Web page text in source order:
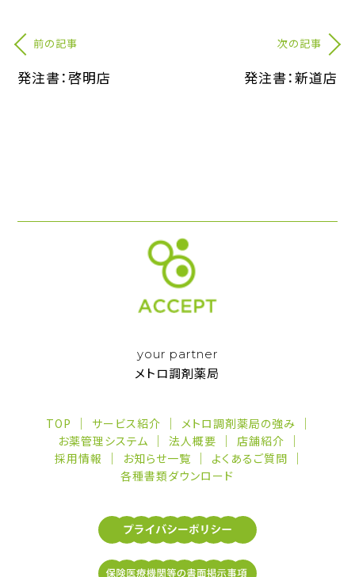
前の記事
発注書：啓明店
次の記事
発注書：新道店
your partner
メトロ調剤薬局
TOP サービス紹介
メトロ調剤薬局の強み
お薬管理システム
法人概要
店舗紹介
採用情報
お知らせ一覧
よくあるご質問
各種書類ダウンロード